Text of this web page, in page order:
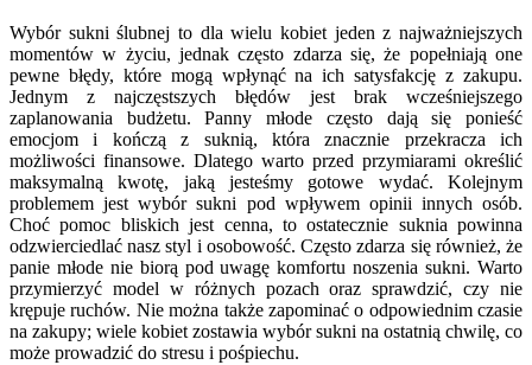
Wybór sukni ślubnej to dla wielu kobiet jeden z najważniejszych
momentów w życiu, jednak często zdarza się, że popełniają one
pewne błędy, które mogą wpłynąć na ich satysfakcję z zakupu.
Jednym z najczęstszych błędów jest brak wcześniejszego
zaplanowania budżetu. Panny młode często dają się ponieść
emocjom i kończą z suknią, która znacznie przekracza ich
możliwości finansowe. Dlatego warto przed przymiarami określić
maksymalną kwotę, jaką jesteśmy gotowe wydać. Kolejnym
problemem jest wybór sukni pod wpływem opinii innych osób.
Choć pomoc bliskich jest cenna, to ostatecznie suknia powinna
odzwierciedlać nasz styl i osobowość. Często zdarza się również, że
panie młode nie biorą pod uwagę komfortu noszenia sukni. Warto
przymierzyć model w różnych pozach oraz sprawdzić, czy nie
krępuje ruchów. Nie można także zapominać o odpowiednim czasie
na zakupy; wiele kobiet zostawia wybór sukni na ostatnią chwilę, co
może prowadzić do stresu i pośpiechu.